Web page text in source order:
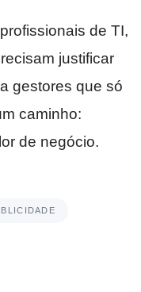
de TI,
justificar
gestores que só
caminho:
de negócio.